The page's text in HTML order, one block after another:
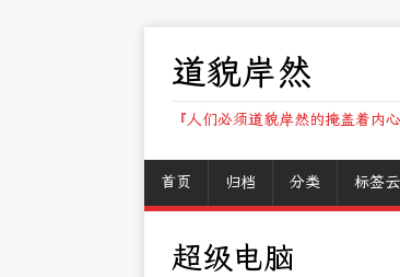
道貌岸然
『人们必须道貌岸然的掩盖着
首页 归档 分类 标签云
超级电脑